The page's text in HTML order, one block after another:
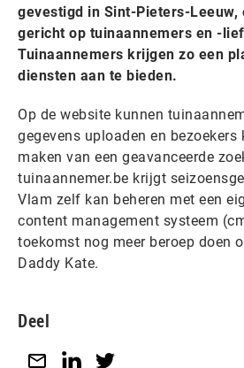
gevestigd in Sint-Pieters-Leeuw,
gericht op tuinaannemers en -
Tuinaannemers krijgen zo een
diensten aan te bieden.
Op de website kunnen
gegevens uploaden en bezoekers
maken van een geavanceerde
tuinaannemer.be krijgt
Vlam zelf kan beheren met een
content management systeem
toekomst nog meer beroep doen
Daddy Kate.
Deel